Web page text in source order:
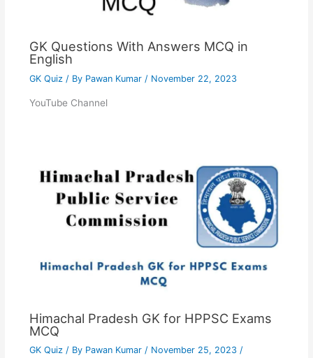
GK Questions With Answers MCQ in
English
GK Quiz / By Pawan Kumar / November 22, 2023
YouTube Channel
Himachal Pradesh GK for HPPSC Exams
MCQ
GK Quiz/ By Pawan Kumar / November 25, 2023 /